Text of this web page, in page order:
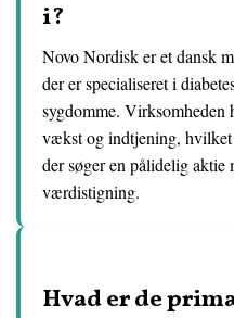
i?
Novo Nordisk er et dansk
der er specialiseret i
sygdomme. Virksomheden
vækst og indtjening, hvilket
der søger en pålidelig aktie
værdistigning.
Hvad er de